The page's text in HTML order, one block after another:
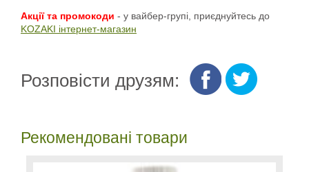
Акції та промокоди - у вайбер-групі, приєднуйтесь до
KOZAKI інтернет-магазин
Розповісти друзям:
Рекомендовані товари